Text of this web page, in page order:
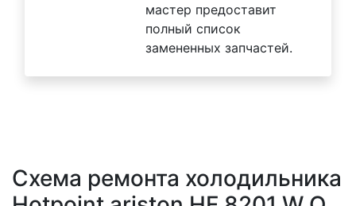
мастер предоставит
полный список
замененных запчастей.
Схема ремонта холодильника